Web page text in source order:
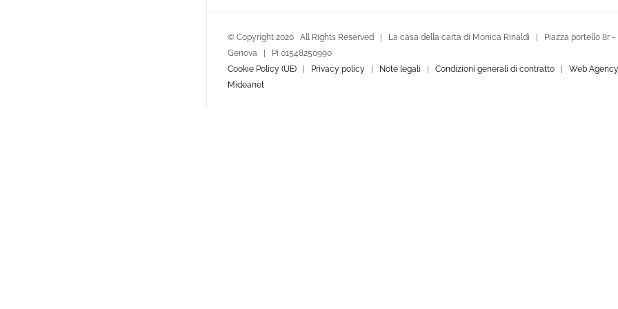
© Copyright 2020 All Rights Reserved | La casa della carta di Monica Rinaldi | Piazza portello 8r -
Genova | Pi 01548250990
Cookie Policy (UE) | Privacy policy | Note legali | Condizioni generali di contratto | Web
Mideanet